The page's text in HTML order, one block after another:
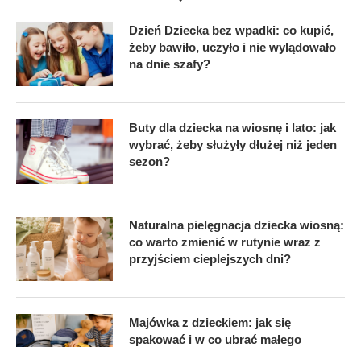
Dzień Dziecka bez wpadki: co kupić,
żeby bawiło, uczyło i nie wylądowało
na dnie szafy?
Buty dla dziecka na wiosnę i lato: jak
wybrać, żeby służyły dłużej niż jeden
sezon?
Naturalna pielęgnacja dziecka wiosną:
co warto zmienić w rutynie wraz z
przyjściem cieplejszych dni?
Majówka z dzieckiem: jak się
spakować i w co ubrać małego